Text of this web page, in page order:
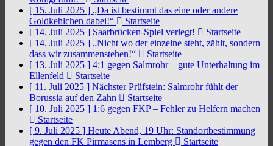
[ 15. Juli 2025 ] „Da ist bestimmt das eine oder andere
Goldkehlchen dabei!“
Startseite
[ 14. Juli 2025 ] Saarbrücken-Spiel verlegt!
Startseite
[ 14. Juli 2025 ] „Nicht wo der einzelne steht, zählt, sondern
dass wir zusammenstehen!“
Startseite
[ 13. Juli 2025 ] 4:1 gegen Salmrohr – gute Unterhaltung im
Ellenfeld
Startseite
[ 11. Juli 2025 ] Nächster Prüfstein: Salmrohr fühlt der
Borussia auf den Zahn
Startseite
[ 10. Juli 2025 ] 1:6 gegen FKP – Fehler zu Helfern machen
Startseite
[ 9. Juli 2025 ] Heute Abend, 19 Uhr: Standortbestimmung
gegen den FK Pirmasens in Lemberg
Startseite